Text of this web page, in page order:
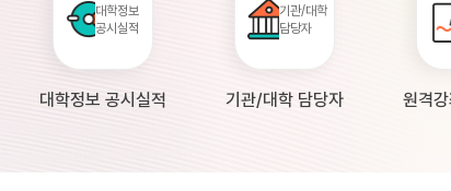
대학정보
공시실적
대학정보 공시실적
기관/대학
담당자
기관/대학 담당자 원격